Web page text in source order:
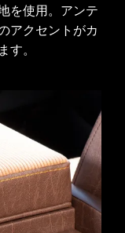
を使用。アンテ
アクセントがカ
。